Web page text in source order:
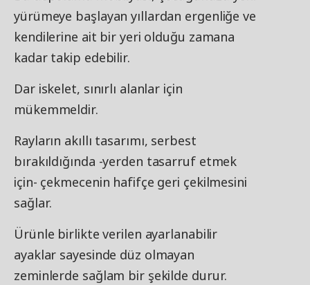
yürümeye başlayan yıllardan ergenliğe ve
kendilerine ait bir yeri olduğu zamana
kadar takip edebilir.
Dar iskelet, sınırlı alanlar için
mükemmeldir.
Rayların akıllı tasarımı, serbest
bırakıldığında -yerden tasarruf etmek
için- çekmecenin hafifçe geri çekilmesini
sağlar.
Ürünle birlikte verilen ayarlanabilir
ayaklar sayesinde düz olmayan
zeminlerde sağlam bir şekilde durur.